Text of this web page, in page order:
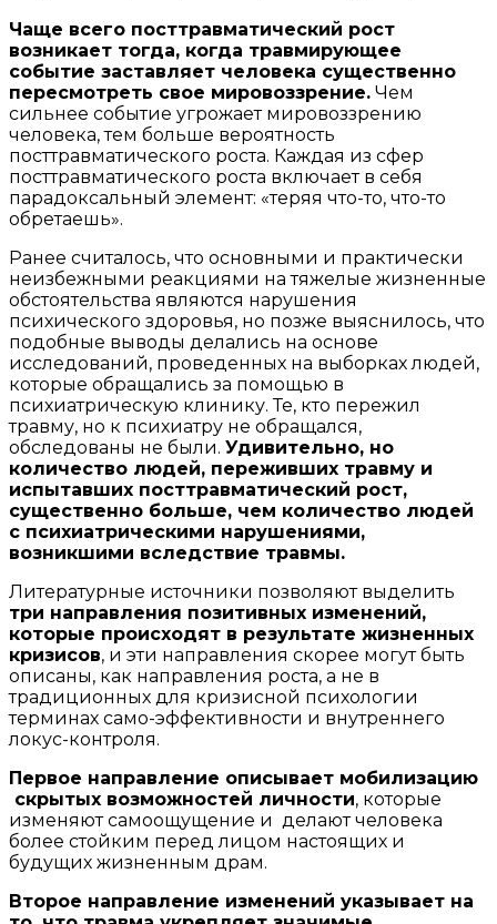
Чаще всего посттравматический рост
возникает тогда, когда травмирующее
событие заставляет человека существенно
пересмотреть свое мировоззрение. Чем
сильнее событие угрожает мировоззрению
человека, тем больше вероятность
посттравматического роста. Каждая из сфер
посттравматического роста включает в себя
парадоксальный элемент: «теряя что-то, что-то
обретаешь».
Ранее считалось, что основными и практически
неизбежными реакциями на тяжелые жизненные
обстоятельства являются нарушения
психического здоровья, но позже выяснилось, что
подобные выводы делались на основе
исследований, проведенных на выборках людей,
которые обращались за помощью в
психиатрическую клинику. Те, кто пережил
травму, но к психиатру не обращался,
обследованы не были. Удивительно, но
количество людей, переживших травму и
испытавших посттравматический рост,
существенно больше, чем количество людей
с психиатрическими нарушениями,
возникшими вследствие травмы.
Литературные источники позволяют выделить
три направления позитивных изменений,
которые происходят в результате жизненных
кризисов, и эти направления скорее могут быть
описаны, как направления роста, а не в
традиционных для кризисной психологии
терминах само-эффективности и внутреннего
локус-контроля.
Первое направление описывает мобилизацию
скрытых возможностей личности, которые
изменяют самоощущение и делают человека
более стойким перед лицом настоящих и
будущих жизненным драм.
Второе направление изменений указывает на